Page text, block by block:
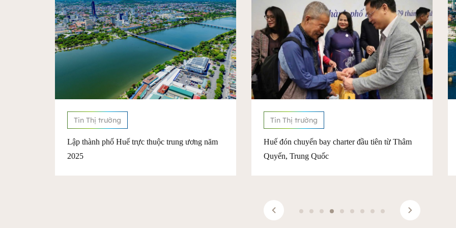
Tin Thị trường
Huế đón chuyến bay charter đầu tiên từ Thâm
Quyến, Trung Quốc
Tin Thị trường
Điểm tin tháng 7/2026: Huế sôi động mùa lễ
hội, tạo đà cho du lịch và tăng trưởng dịch vụ